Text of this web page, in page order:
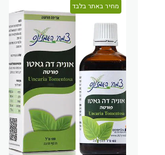
מחיר באתר בלבד